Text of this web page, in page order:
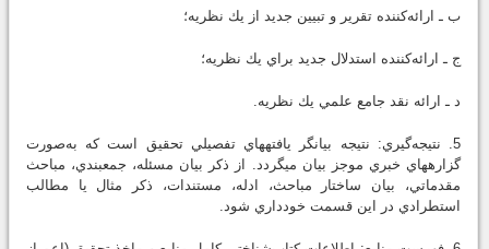
ب ـ ارائه‌كننده تقرير و تبيين جديد از يك نظريه؛
ج ـ ارائه‌كننده استدلال جديد براي يك نظريه؛
د ـ ارائه نقد جامع علمي يك نظريه.
5. نتيجه‌گيري: نتيجه بيانگر يافته‏هاي تفصيلي تحقيق است كه به‌صورت
گزاره‏هاي خبري موجز بيان مي‏گردد. از ذكر بيان مسئله، جمع‏بندي، مباحث
مقدماتي، بيان ساختار مباحث، ادله، مستندات، ذكر مثال يا مطالب
استطرادي در اين قسمت خودداري شود.